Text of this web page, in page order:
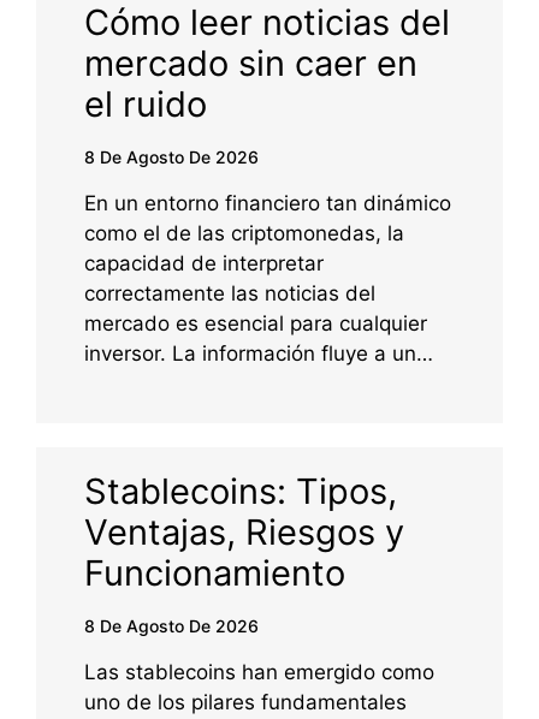
Cómo leer noticias del
mercado sin caer en
el ruido
8 De Agosto De 2026
En un entorno financiero tan dinámico
como el de las criptomonedas, la
capacidad de interpretar
correctamente las noticias del
mercado es esencial para cualquier
inversor. La información fluye a un…
Stablecoins: Tipos,
Ventajas, Riesgos y
Funcionamiento
8 De Agosto De 2026
Las stablecoins han emergido como
uno de los pilares fundamentales